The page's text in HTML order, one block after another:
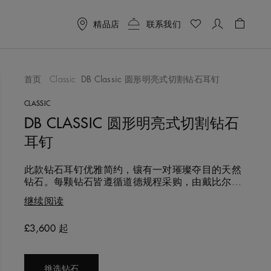
精品店 联系我们
品
首页 Classic DB Classic 圆形明亮式切割钻石耳钉
CLASSIC
DB CLASSIC 圆形明亮式切割钻石
耳钉
此款钻石耳钉优雅简约，镶有一对璀璨夺目的天然
钻石。每颗钻石皆遵循道德规程采购，由戴比尔斯
衡和谐之美。
继续阅读
Original price
£3,600 起
挑选钻石